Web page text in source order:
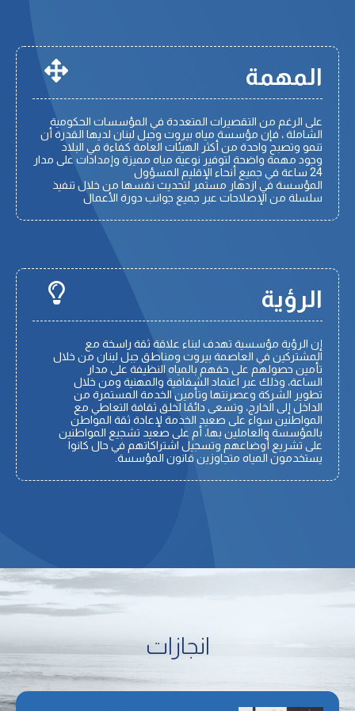
المهمة
على الرغم من التقصيرات المتعددة في المؤسسات الحكومية
الشاملة ، فإن مؤسسة مياه بيروت وجبل لبنان لديها القدرة أن
تنمو وتصبح واحدة من أكثر الهيئات العامة كفاءة في البلاد
وجود مهمة واضحة لتوفير نوعية مياه مميزة وإمدادات على مدار
24 ساعة في جميع أنحاء الإقليم المسؤول
المؤسسة في ازدهار مستمر لتحديث نفسها من خلال تنفيذ
سلسلة من الإصلاحات عبر جميع جوانب دورة الأعمال
الرؤية
إن الرؤية مؤسسية تهدف لبناء علاقة ثقة راسخة مع
المشتركين في العاصمة بيروت ومناطق جبل لبنان من خلال
تأمين حصولهم على حقهم بالمياه النظيفة على مدار
الساعة، وذلك عبر اعتماد الشفافية والمهنية ومن خلال
تطوير الشركة وعصرنتها وتأمين الخدمة المستمرة من
الداخل إلى الخارج، وتسعى دائمًا لخلق ثقافة التعاطي مع
المواطنين سواء على صعيد الخدمة لإعادة ثقة المواطن
بالمؤسسة والعاملين بها، أم على صعيد تشجيع المواطنين
على تشريع أوضاعهم وتسجيل اشتراكاتهم في حال كانوا
يستخدمون المياه متجاوزين قانون المؤسسة.
انجازات